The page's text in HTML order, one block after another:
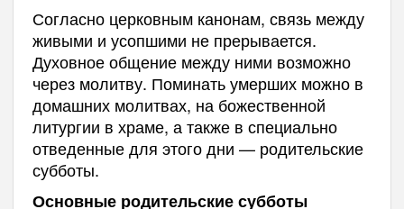
Согласно церковным канонам, связь между
живыми и усопшими не прерывается.
Духовное общение между ними возможно
через молитву. Поминать умерших можно в
домашних молитвах, на божественной
литургии в храме, а также в специально
отведенные для этого дни — родительские
субботы.
Основные родительские субботы